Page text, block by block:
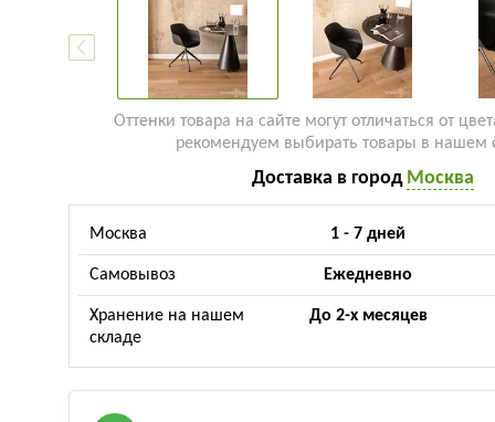
Оттенки товара на сайте могут отличаться от
рекомендуем выбирать товары в нашем
Доставка в город Москва
Москва 1 - 7 дней
Самовывоз Ежедневно
Хранение на нашем
складе
До 2-х месяцев